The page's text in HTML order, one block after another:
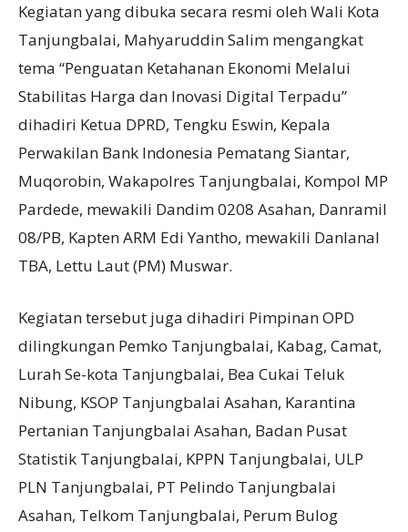
Kegiatan yang dibuka secara resmi oleh Wali Kota
Tanjungbalai, Mahyaruddin Salim mengangkat
tema “Penguatan Ketahanan Ekonomi Melalui
Stabilitas Harga dan Inovasi Digital Terpadu”
dihadiri Ketua DPRD, Tengku Eswin, Kepala
Perwakilan Bank Indonesia Pematang Siantar,
Muqorobin, Wakapolres Tanjungbalai, Kompol MP
Pardede, mewakili Dandim 0208 Asahan, Danramil
08/PB, Kapten ARM Edi Yantho, mewakili Danlanal
TBA, Lettu Laut (PM) Muswar.
Kegiatan tersebut juga dihadiri Pimpinan OPD
dilingkungan Pemko Tanjungbalai, Kabag, Camat,
Lurah Se-kota Tanjungbalai, Bea Cukai Teluk
Nibung, KSOP Tanjungbalai Asahan, Karantina
Pertanian Tanjungbalai Asahan, Badan Pusat
Statistik Tanjungbalai, KPPN Tanjungbalai, ULP
PLN Tanjungbalai, PT Pelindo Tanjungbalai
Asahan, Telkom Tanjungbalai, Perum Bulog